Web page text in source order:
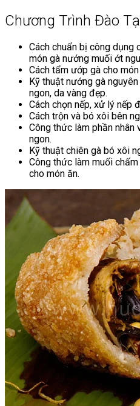
Chương Trình Đào
Cách chuẩn bị công dụng
món gà nướng muối ớt
Cách tẩm ướp gà cho
Kỹ thuật nướng gà
ngon, da vàng đẹp.
Cách chọn nếp, xử lý nếp
Cách trộn và bó xôi bên
Công thức làm phần nhân
ngon.
Kỹ thuật chiên gà bó xôi
Công thức làm muối
cho món ăn.